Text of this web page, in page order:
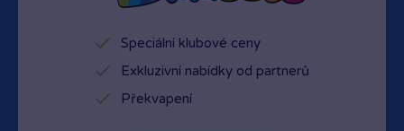
Speciální klubové ceny
Exkluzivní nabídky od partnerů
Překvapení